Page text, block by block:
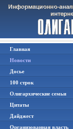
Главная
Новости
Досье
100 строк
Олигархические семьи
Цитаты
Дайджест
Организованная власть